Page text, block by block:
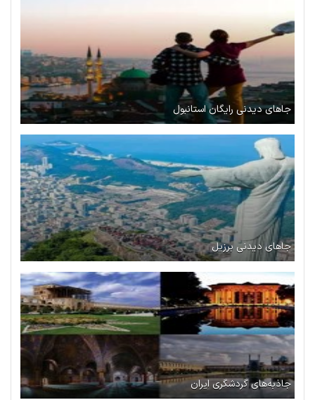
جاهای دیدنی رایگان استانبول
جاهای دیدنی برزیل
جاذبه‌های گردشگری ایران